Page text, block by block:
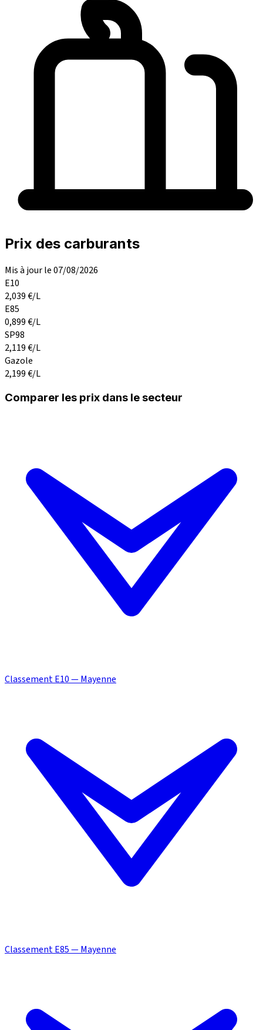
Prix des carburants
Mis à jour le 07/08/2026
E10
2,039€/L
E85
0,899€/L
SP98
2,119€/L
Gazole
2,199€/L
Comparer les prix dans le secteur
Classement E10 — Mayenne
Classement E85 — Mayenne